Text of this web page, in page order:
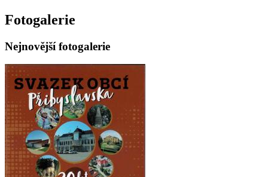
Fotogalerie
Nejnovější fotogalerie